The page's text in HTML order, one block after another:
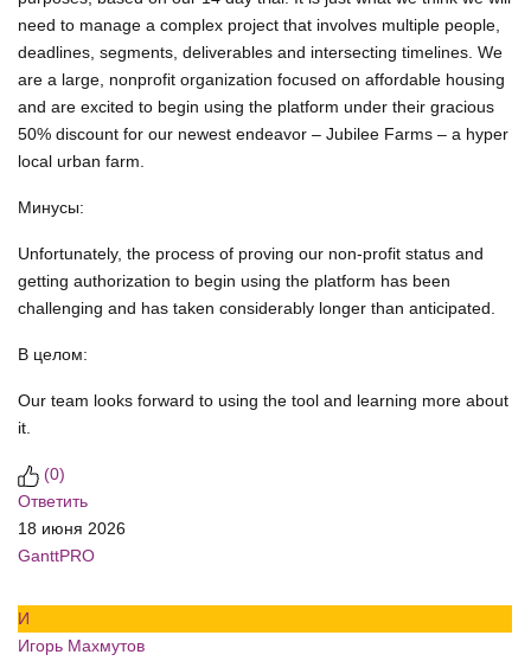
need to manage a complex project that involves multiple people,
deadlines, segments, deliverables and intersecting timelines. We
are a large, nonprofit organization focused on affordable housing
and are excited to begin using the platform under their gracious
50% discount for our newest endeavor – Jubilee Farms – a hyper
local urban farm.
Минусы:
Unfortunately, the process of proving our non-profit status and
getting authorization to begin using the platform has been
challenging and has taken considerably longer than anticipated.
В целом:
Our team looks forward to using the tool and learning more about
it.
(0)
Ответить
18 июня 2026
GanttPRO
И
Игорь Махмутов